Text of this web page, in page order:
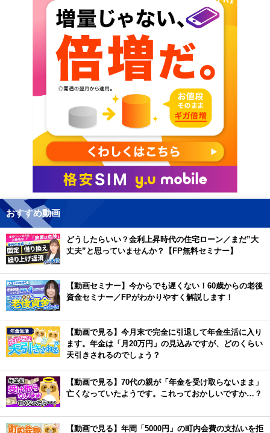
おすすめ動画
どうしたらいい？金利上昇時代の住宅ローン／まだ”大
丈夫”と思っていませんか？【FP無料セミナー】
【動画セミナー】今からでも遅くない！60歳からの老後
資金セミナー／FPがわかりやすく解説します！
【動画で見る】今月末で完全に引退して年金生活に入り
ます。年金は「月20万円」の見込みですが、どのくらい
天引きされるのでしょう？
【動画で見る】70代の親が「年金を受け取らないまま」
亡くなっていたようです。これっておかしいですか…？
【動画で見る】年間「5000円」の町内会費の支払いを拒